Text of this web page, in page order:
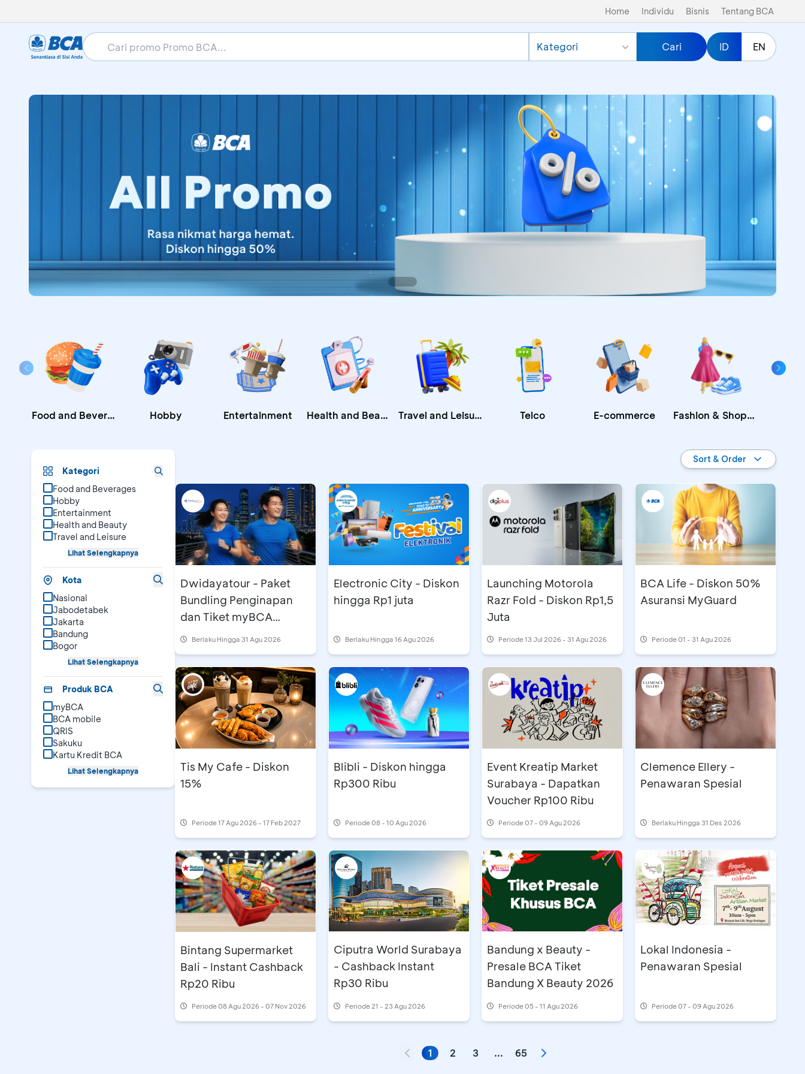
Home Individu Bisnis Tentang BCA
Kategori Cari ID EN
Food and Beverages Hobby Entertainment Health and Beauty Travel and Leisure Telco E-commerce Fashion & Shopping
Kategori
Food and Beverages
Hobby
Entertainment
Health and Beauty
Travel and Leisure
Lihat Selengkapnya
Kota
Nasional
Jabodetabek
Jakarta
Bandung
Bogor
Lihat Selengkapnya
Produk BCA
myBCA
BCA mobile
QRIS
Sakuku
Kartu Kredit BCA
Lihat Selengkapnya
Sort & Order
Dwidayatour - Paket
Bundling Penginapan
dan Tiket myBCA
Jakarta Running Festival
Berlaku Hingga 31 Agu 2026
Electronic City - Diskon
hingga Rp1 juta
Berlaku Hingga 16 Agu 2026
Launching Motorola
Razr Fold - Diskon Rp1,5
Juta
Periode13 Jul 2026 - 31 Agu 2026
BCA Life - Diskon 50%
Asuransi MyGuard
Periode01 - 31 Agu 2026
Tis My Cafe - Diskon
15%
Periode17 Agu 2026 - 17 Feb 2027
Blibli - Diskon hingga
Rp300 Ribu
Periode08 - 10 Agu 2026
Event Kreatip Market
Surabaya - Dapatkan
Voucher Rp100 Ribu
Periode07 - 09 Agu 2026
Clemence Ellery -
Penawaran Spesial
Berlaku Hingga 31 Des 2026
Bintang Supermarket
Bali - Instant Cashback
Rp20 Ribu
Periode08 Agu 2026 - 07 Nov 2026
Ciputra World Surabaya
- Cashback Instant
Rp30 Ribu
Periode 21 - 23 Agu 2026
Bandung x Beauty -
Presale BCA Tiket
Bandung X Beauty 2026
Periode05 - 11 Agu 2026
Lokal Indonesia -
Penawaran Spesial
Periode07 - 09 Agu 2026
1 2 3 ... 65